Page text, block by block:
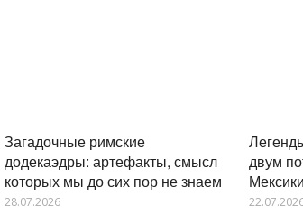
Загадочные римские
додекаэдры: артефакты, смысл
которых мы до сих пор не знаем
28.07.2026
двум
Мексики